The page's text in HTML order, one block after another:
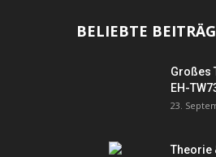
BELIEBTE
Großes
EH-
23.
Theorie